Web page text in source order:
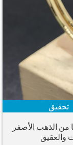
تحقيق
الذهب الأصفر